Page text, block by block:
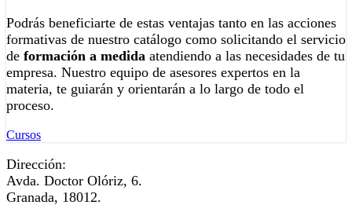
Podrás beneficiarte de estas ventajas tanto en las acciones
formativas de nuestro catálogo como solicitando el servicio
de formación a medida atendiendo a las necesidades de tu
empresa. Nuestro equipo de asesores expertos en la
materia, te guiarán y orientarán a lo largo de todo el
proceso.
Cursos
Dirección:
Avda. Doctor Olóriz, 6.
Granada, 18012.